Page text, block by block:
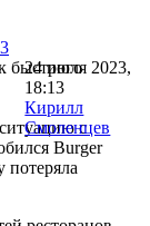
24 июля 2023,
18:13
Кирилл
Смоленцев
с
Burger
потеряла